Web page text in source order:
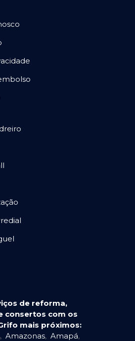
de reforma,
consertos com os
mais próximos:
, Amazonas, Amapá,